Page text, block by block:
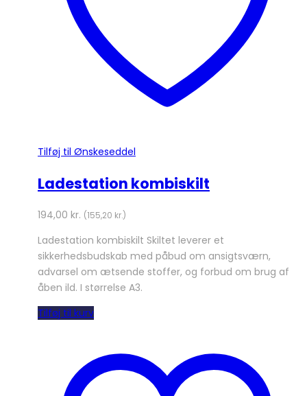
Tilføj til Ønskeseddel
Ladestation kombiskilt
194,00 kr. (155,20 kr.)
Ladestation kombiskilt Skiltet leverer et
sikkerhedsbudskab med påbud om ansigtsværn,
advarsel om ætsende stoffer, og forbud om brug af
åben ild. I størrelse A3.
Tilføj til kurv